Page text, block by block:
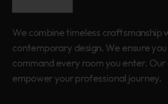
We combine timeless craftsmanship
contemporary design. We ensure you
command every room you enter. Our
empower your professional journey.